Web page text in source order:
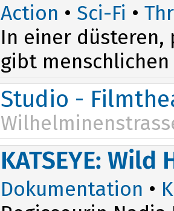
Action • Sci-Fi •
In einer düsteren,
gibt menschlichen
Studio -
KATSEYE: Wild
Dokumentation •